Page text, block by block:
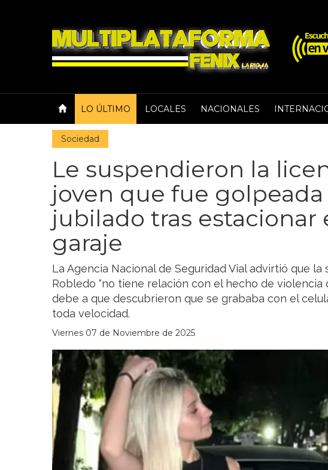
LO ÚLTIMO LOCALES NACIONALES
Sociedad
Le suspendieron la
joven que fue
jubilado tras estacionar
garaje
La Agencia Nacional de Seguridad Vial advirtió que la
Robledo “no tiene relación con el hecho de violencia
debe a que descubrieron que se grababa con el
toda velocidad.
Viernes 07 de Noviembre de 2025